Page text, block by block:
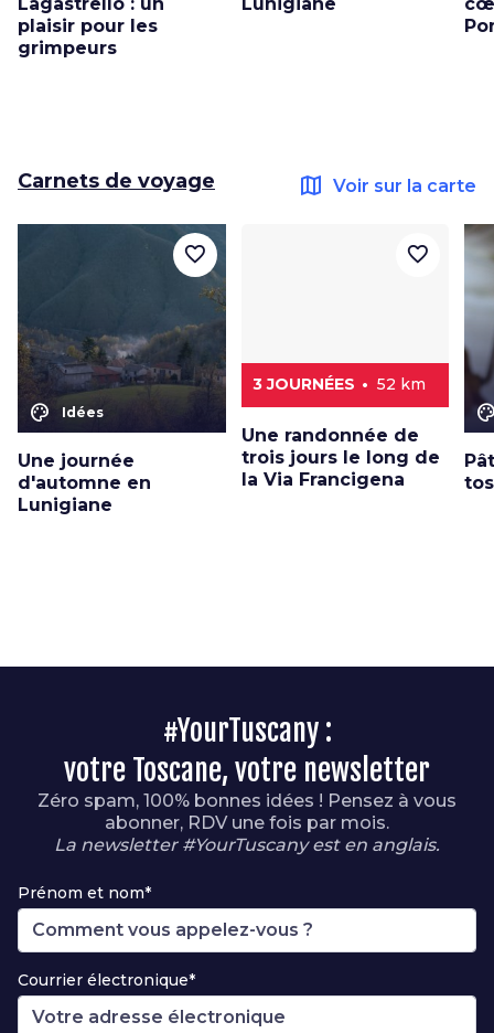
plaisir pour les
grimpeurs
Carnets de voyage map Voir sur la carte
color_lens Idées
Une journée
d'automne en
Lunigiane
favorite_border
3 JOURNÉES 52 km
Une randonnée de
trois jours le long de
la Via Francigena
favorite_border
#YourTuscany :
votre Toscane, votre newsletter
Zéro spam, 100% bonnes idées ! Pensez à vous
abonner, RDV une fois par mois.
La newsletter #YourTuscany est en anglais.
Prénom et nom*
Courrier électronique*